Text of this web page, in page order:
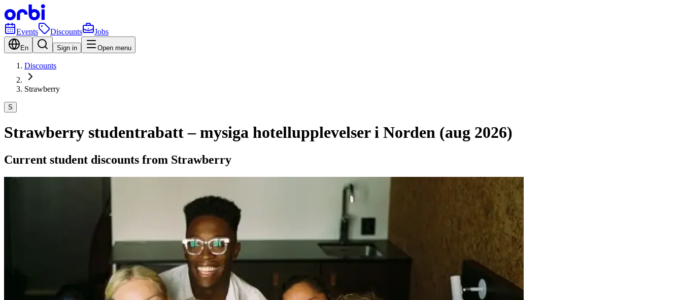
Events Discounts Jobs
En Sign in Open menu
Discounts
Strawberry
S
Strawberry studentrabatt – mysiga hotellupplevelser i Norden (aug 2026)
Current student discounts from Strawberry